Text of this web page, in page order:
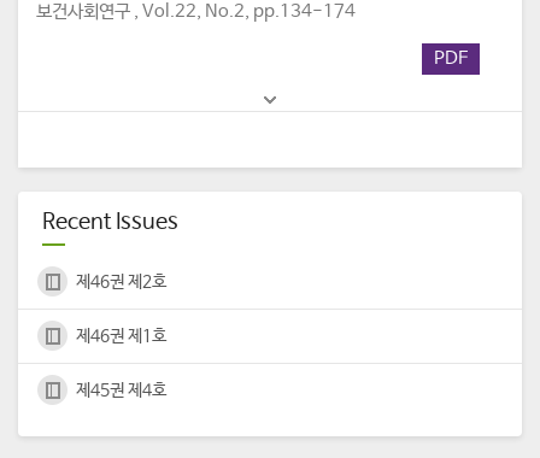
보건사회연구 , Vol.22, No.2, pp.134-174
PDF
Recent Issues
제46권 제2호
제46권 제1호
제45권 제4호